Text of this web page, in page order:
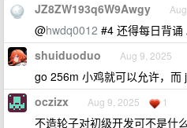
JZ8ZW193q6W9Awgy
@hwdq0012 #4 还得每日背诵
shuiduoduo Aug 9, 2025
go 256m 小鸡就可以允许，而
oczizx Aug 9, 2025 1
不造轮子对初级开发可不是什